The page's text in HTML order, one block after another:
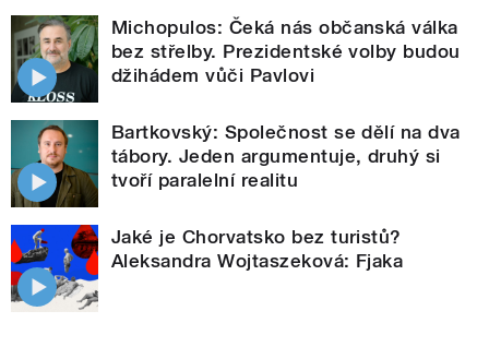
Michopulos: Čeká nás občanská válka
bez střelby. Prezidentské volby budou
džihádem vůči Pavlovi
Bartkovský: Společnost se dělí na dva
tábory. Jeden argumentuje, druhý si
tvoří paralelní realitu
Jaké je Chorvatsko bez turistů?
Aleksandra Wojtaszeková: Fjaka